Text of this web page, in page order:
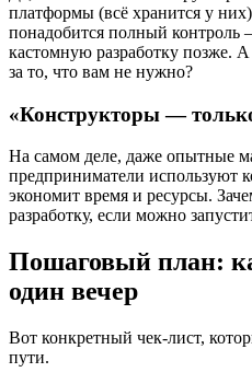
платформы (всё хранится у
понадобится полный контроль
кастомную разработку позже.
за то, что вам не нужно?
«Конструкторы —
На самом деле, даже опытные
предприниматели используют
экономит время и ресурсы.
разработку, если можно
Пошаговый план:
один вечер
Вот конкретный чек-лист,
пути.